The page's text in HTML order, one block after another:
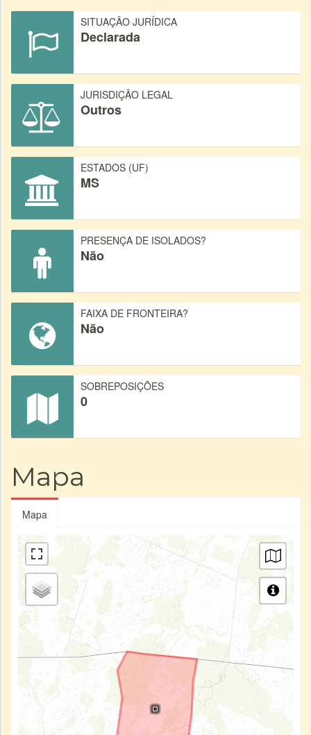
SITUAÇÃO JURÍDICA
Declarada
JURISDIÇÃO LEGAL
Outros
ESTADOS (UF)
MS
PRESENÇA DE ISOLADOS?
Não
FAIXA DE FRONTEIRA?
Não
SOBREPOSIÇÕES
0
Mapa
Mapa